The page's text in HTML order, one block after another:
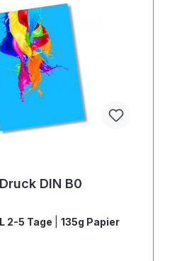
DIN B0
2-5 Tage
135g Papier